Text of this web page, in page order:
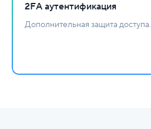
2FА аутентификация
Дополнительная защита доступа.